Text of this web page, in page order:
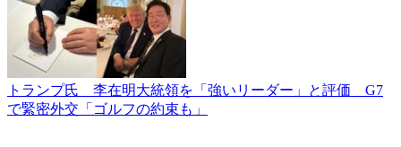
トランプ氏 李在明大統領を「強いリーダー」と評価 G7
で緊密外交「ゴルフの約束も」